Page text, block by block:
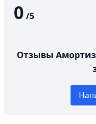
0 /5
Отзывы